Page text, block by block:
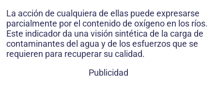
La acción de cualquiera de ellas puede expresarse
parcialmente por el contenido de oxígeno en los ríos.
Este indicador da una visión sintética de la carga de
contaminantes del agua y de los esfuerzos que se
requieren para recuperar su calidad.
Publicidad